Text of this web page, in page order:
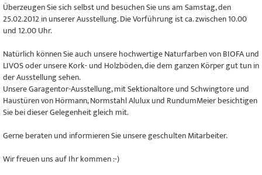
Überzeugen Sie sich selbst und besuchen Sie uns am Samstag, den
25.02.2012 in unserer Ausstellung. Die Vorführung ist ca. zwischen 10.00
und 12.00 Uhr.
Natürlich können Sie auch unsere hochwertige Naturfarben von BIOFA und
LIVOS oder unsere Kork- und Holzböden, die dem ganzen Körper gut tun in
der Ausstellung sehen.
Unsere Garagentor-Ausstellung, mit Sektionaltore und Schwingtore und
Haustüren von Hörmann, Normstahl Alulux und RundumMeier besichtigen
Sie bei dieser Gelegenheit gleich mit.
Gerne beraten und informieren Sie unsere geschulten Mitarbeiter.
Wir freuen uns auf Ihr kommen :-)